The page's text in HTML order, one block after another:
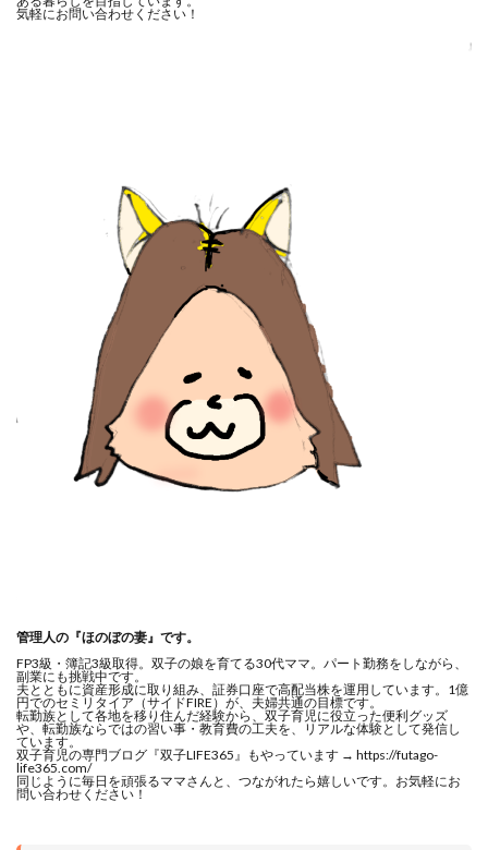
気軽にお問い合わせください！
管理人の『ほのぼの妻』です。
FP3級・簿記3級取得。双子の娘を育てる30代ママ。パート勤務をしながら、
副業にも挑戦中です。
夫とともに資産形成に取り組み、証券口座で高配当株を運用しています。1億
円でのセミリタイア（サイドFIRE）が、夫婦共通の目標です。
転勤族として各地を移り住んだ経験から、双子育児に役立った便利グッズ
や、転勤族ならではの習い事・教育費の工夫を、リアルな体験として発信し
ています。
双子育児の専門ブログ『双子LIFE365』もやっています → https://futago-
life365.com/
同じように毎日を頑張るママさんと、つながれたら嬉しいです。お気軽にお
問い合わせください！